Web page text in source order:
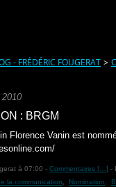
- FRÉDÉRIC FOUGERAT >
: BRGM
Florence Vanin est
à 07:00 - Commentaires [ ] -
la communication Nomination